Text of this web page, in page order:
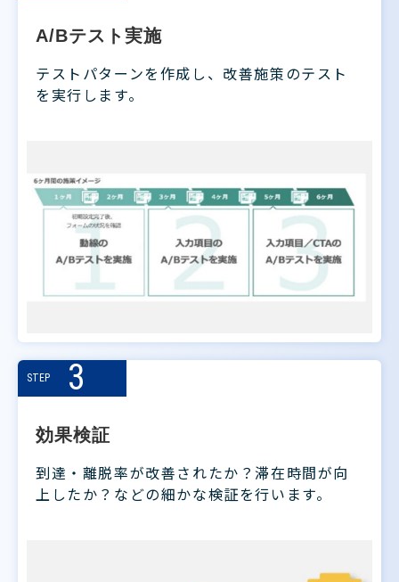
A/Bテスト実施
テストパターンを作成し、改善施策のテスト
を実行します。
STEP 3
効果検証
到達・離脱率が改善されたか？滞在時間が向
上したか？などの細かな検証を行います。